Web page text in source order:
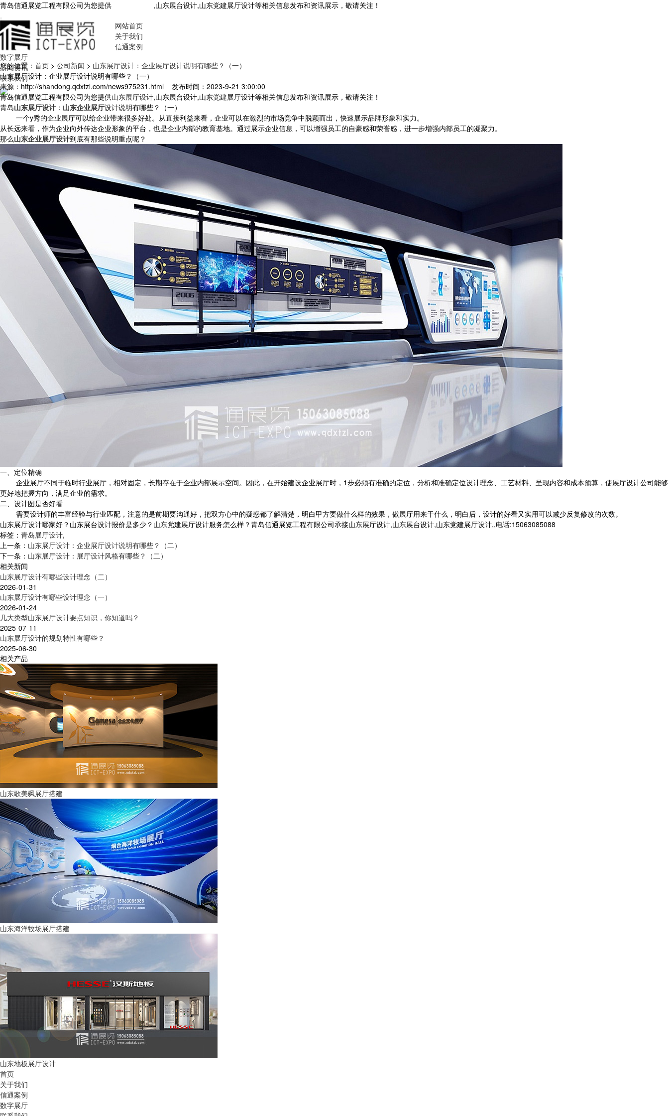
青岛信通展览工程有限公司为您提供 ,山东展台设计,山东党建展厅设计等相关信息发布和资讯展示，敬请关注！
网站首页
关于我们
信通案例
数字展厅
新闻资讯
联系我们
您的位置： 首页 > 公司新闻 > 山东展厅设计：企业展厅设计说明有哪些？（一）
山东展厅设计：企业展厅设计说明有哪些？（一）
来源：http://shandong.qdxtzl.com/news975231.html 发布时间：2023-9-21 3:00:00
青岛信通展览工程有限公司为您提供山东展厅设计,山东展台设计,山东党建展厅设计等相关信息发布和资讯展示，敬请关注！
青岛山东展厅设计 ： 山东企业展厅设计说明有哪些？（一）
一个y秀的企业展厅可以给企业带来很多好处。从直接利益来看，企业可以在激烈的市场竞争中脱颖而出，快速展示品牌形象和实力。
从长远来看，作为企业向外传达企业形象的平台，也是企业内部的教育基地。通过展示企业信息，可以增强员工的自豪感和荣誉感，进一步增强内部员工的凝聚力。
那么山东企业展厅设计到底有那些说明重点呢？
一、定位精确
企业展厅不同于临时行业展厅，相对固定，长期存在于企业内部展示空间。因此，在开始建设企业展厅时，1步必须有准确的定位，分析和准确定位设计理念、工艺材料、呈现内容和成本预算，使展厅设计公司能够
更好地把握方向，满足企业的需求。
二、设计图是否好看
需要设计师的丰富经验与行业匹配，注意的是前期要沟通好，把双方心中的疑惑都了解清楚，明白甲方要做什么样的效果，做展厅用来干什么，明白后，设计的好看又实用可以减少反复修改的次数。
山东展厅设计哪家好？山东展台设计报价是多少？山东党建展厅设计服务怎么样？青岛信通展览工程有限公司承接山东展厅设计,山东展台设计,山东党建展厅设计,,电话:15063085088
标签： 青岛展厅设计,
上一条： 山东展厅设计：企业展厅设计说明有哪些？（二）
下一条： 山东展厅设计：展厅设计风格有哪些？（二）
相关新闻
山东展厅设计有哪些设计理念（二）
2026-01-31
山东展厅设计有哪些设计理念（一）
2026-01-24
几大类型山东展厅设计要点知识，你知道吗？
2025-07-11
山东展厅设计的规划特性有哪些？
2025-06-30
相关产品
山东歌美飒展厅搭建
山东海洋牧场展厅搭建
山东地板展厅设计
首页
关于我们
信通案例
数字展厅